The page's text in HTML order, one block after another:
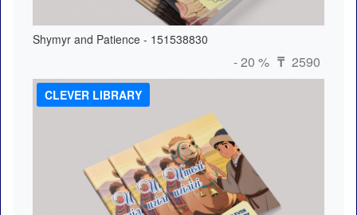
Shymyr and Patience - 151538830
- 20 % ₸ 2590
CLEVER LIBRARY